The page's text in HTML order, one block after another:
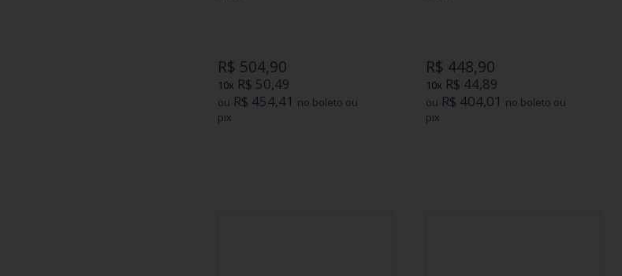
R$ 504,90
10x R$ 50,49
ou R$ 454,41 no boleto ou
pix
R$ 448,90
10x R$ 44,89
ou R$ 404,01 no boleto ou
pix